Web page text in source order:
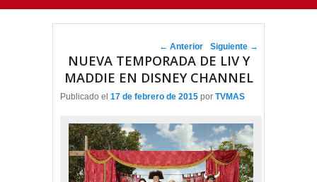
Navegador de artículos
← Anterior Siguiente →
NUEVA TEMPORADA DE LIV Y
MADDIE EN DISNEY CHANNEL
Publicado el 17 de febrero de 2015 por TVMAS